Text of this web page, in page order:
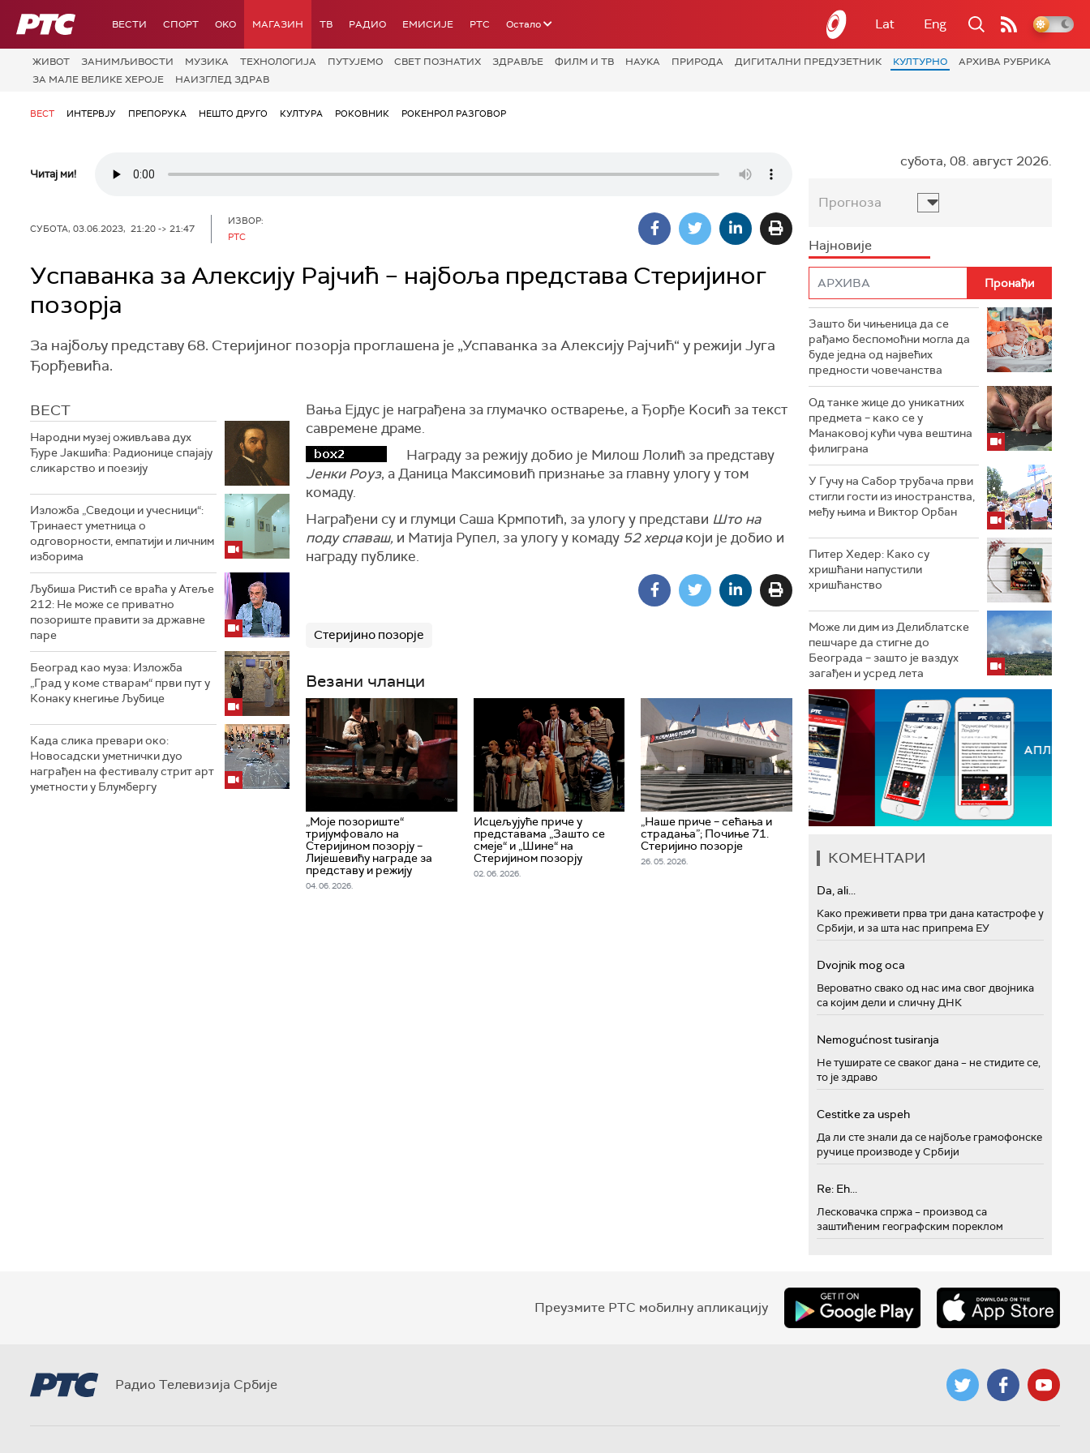
РТС ВЕСТИ СПОРТ OKO МАГАЗИН ТВ РАДИО ЕМИСИЈЕ РТС Остало Lat Eng
ЖИВОТ ЗАНИМЉИВОСТИ МУЗИКА ТЕХНОЛОГИЈA ПУТУЈЕМО СВЕТ ПОЗНАТИХ ЗДРАВЉЕ ФИЛМ И ТВ НАУКА ПРИРОДА ДИГИТАЛНИ ПРЕДУЗЕТНИК КУЛТУРНО
АРХИВА РУБРИКА
ЗА МАЛЕ ВЕЛИКЕ ХЕРОЈЕ
НАИЗГЛЕД ЗДРАВ
ВЕСТ ИНТЕРВЈУ ПРЕПОРУКА НЕШТО ДРУГО КУЛТУРА РОКОВНИК РОКЕНРОЛ РАЗГОВОР
Читај ми!
СУБОТА, 03.06.2023, 21:20 -> 21:47
ИЗВОР:
РТС
Успаванка за Алексију Рајчић – најбоља представа Стеријиног
позорја
За најбољу представу 68. Стеријиног позорја проглашена је „Успаванка за Алексију Рајчић“ у режији Југа
Ђорђевића.
ВЕСТ
Народни музеј оживљава дух
Ђуре Јакшића: Радионице спајају
сликарство и поезију
Изложба „Сведоци и учесници“:
Тринаест уметница о
одговорности, емпатији и личним
изборима
Љубиша Ристић се враћа у Атеље
212: Не може се приватно
позориште правити за државне
паре
Београд као муза: Изложба
„Град у коме стварам“ први пут у
Конаку кнегиње Љубице
Када слика превари око:
Новосадски уметнички дуо
награђен на фестивалу стрит арт
уметности у Блумбергу
Вања Ејдус је награђена за глумачко остварење, а Ђорђе Kосић за текст
савремене драме.
Награду за режију добио је Милош Лолић за представу
Јенки Роуз, а Даница Максимовић признање за главну улогу у том
комаду.
Награђени су и глумци Саша Kрмпотић, за улогу у представи Што на
поду спаваш, и Матија Рупел, за улогу у комаду 52 херцакоји je добио и
награду публике.
Стеријино позорје
Везани чланци
„Моје позориште“
тријумфовало на
Стеријином позорју –
Лијешевићу награде за
представу и режију
04. 06. 2026.
Исцељујуће приче у
представама „Зашто се
смеје“ и „Шине“ на
Стеријином позорју
02. 06. 2026.
„Наше приче – сећања и
страдања”; Почиње 71.
Стеријино позорје
26. 05. 2026.
субота, 08. август 2026.
Прогноза
Најновије
Зашто би чињеница да се
рађамо беспомоћни могла да
буде једна од највећих
предности човечанства
Од танке жице до уникатних
предмета – како се у
Манаковој кући чува вештина
филиграна
У Гучу на Сабор трубача први
стигли гости из иностранства,
међу њима и Виктор Орбан
Питер Хедер: Како су
хришћани напустили
хришћанство
Може ли дим из Делиблатске
пешчаре да стигне до
Београда – зашто је ваздух
загађен и усред лета
КОМЕНТАРИ
Da, ali...
Како преживети прва три дана катастрофе у
Србији, и за шта нас припрема ЕУ
Dvojnik mog oca
Вероватно свако од нас има свог двојника
са којим дели и сличну ДНК
Nemogućnost tusiranja
Не туширате се сваког дана – не стидите се,
то је здраво
Cestitke za uspeh
Да ли сте знали да се најбоље грамофонске
ручице производе у Србији
Re: Eh...
Лесковачка спржа – производ са
заштићеним географским пореклом
Преузмите РТС мобилну апликацију
Радио Телевизија Србије